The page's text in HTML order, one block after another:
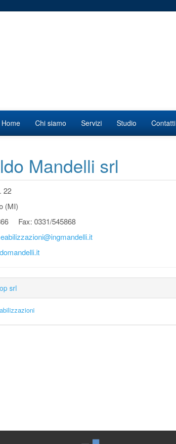
Home Chi siamo Servizi Studio Contatti
Mandelli srl
22
(MI)
Fax: 0331/545868
srl